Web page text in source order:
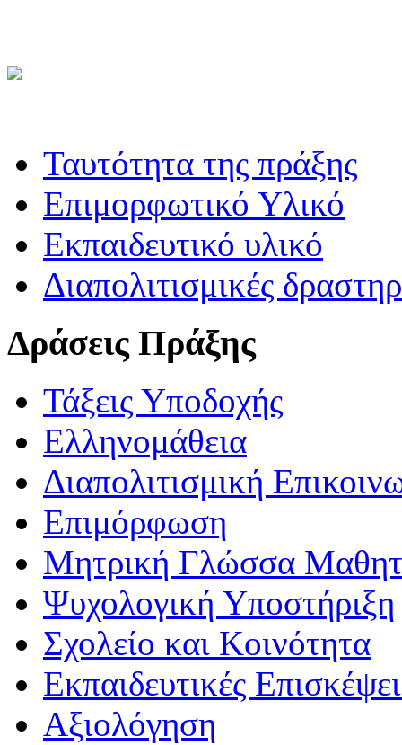
Ταυτότητα της πράξης
Επιμορφωτικό Υλικό
Εκπαιδευτικό υλικό
Διαπολιτισμικές
Δράσεις Πράξης
Τάξεις Υποδοχής
Ελληνομάθεια
Διαπολιτισμική
Επιμόρφωση
Μητρική Γλώσσα
Ψυχολογική Υποστήριξη
Σχολείο και Κοινότητα
Εκπαιδευτικές
Αξιολόγηση